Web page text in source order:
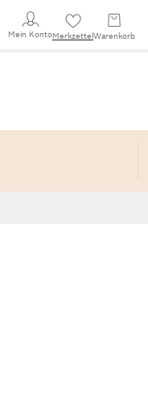
Mein KontoMerkzettel Warenkorb